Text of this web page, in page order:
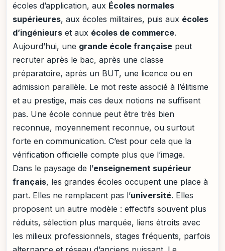
écoles d’application, aux Écoles normales
supérieures, aux écoles militaires, puis aux écoles
d’ingénieurs et aux écoles de commerce.
Aujourd’hui, une grande école française peut
recruter après le bac, après une classe
préparatoire, après un BUT, une licence ou en
admission parallèle. Le mot reste associé à l’élitisme
et au prestige, mais ces deux notions ne suffisent
pas. Une école connue peut être très bien
reconnue, moyennement reconnue, ou surtout
forte en communication. C’est pour cela que la
vérification officielle compte plus que l’image.
Dans le paysage de l’enseignement supérieur
français, les grandes écoles occupent une place à
part. Elles ne remplacent pas l’université. Elles
proposent un autre modèle : effectifs souvent plus
réduits, sélection plus marquée, liens étroits avec
les milieux professionnels, stages fréquents, parfois